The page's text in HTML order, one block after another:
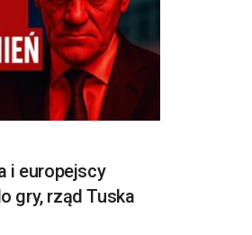
i europejscy
gry, rząd Tuska